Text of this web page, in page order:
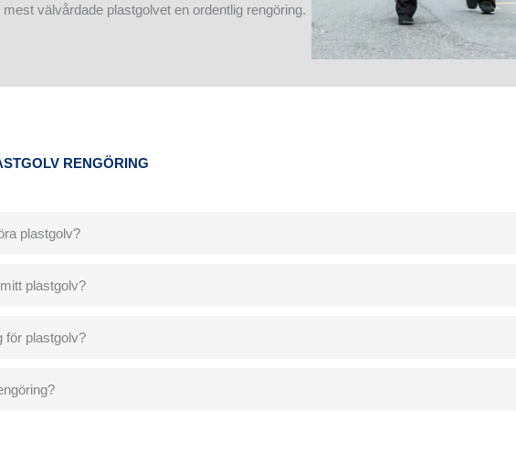
välvårdade plastgolvet en ordentlig rengöring.
RENGÖRING
plastgolv?
plastgolv?
för plastgolv?